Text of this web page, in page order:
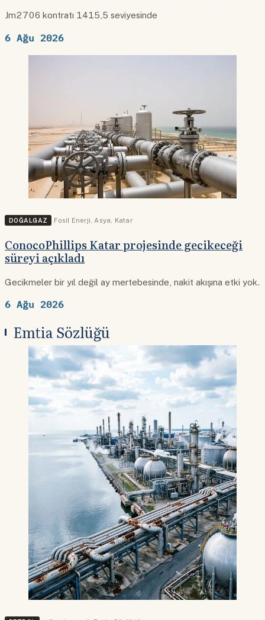
Jm2706 kontratı 1415,5 seviyesinde
6 Ağu 2026
DOĞALGAZ Fosil Enerji Asya Katar
ConocoPhillips Katar projesinde gecikeceği
süreyi açıkladı
Gecikmeler bir yıl değil ay mertebesinde, nakit akışına etki yok.
6 Ağu 2026
Emtia Sözlüğü